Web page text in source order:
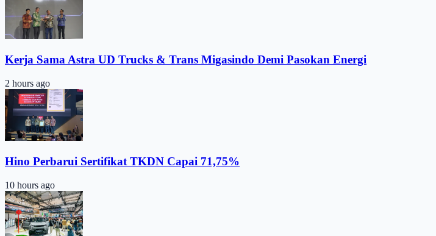
Kerja Sama Astra UD Trucks & Trans Migasindo Demi Pasokan Energi
2 hours ago
Hino Perbarui Sertifikat TKDN Capai 71,75%
10 hours ago